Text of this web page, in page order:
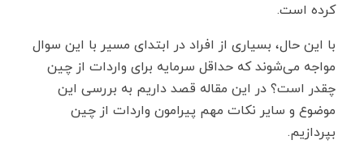
کرده است.
با این حال، بسیاری از افراد در ابتدای مسیر با این سوال
مواجه می‌شوند که حداقل سرمایه برای واردات از چین
چقدر است؟ در این مقاله قصد داریم به بررسی این
موضوع و سایر نکات مهم پیرامون واردات از چین
بپردازیم.